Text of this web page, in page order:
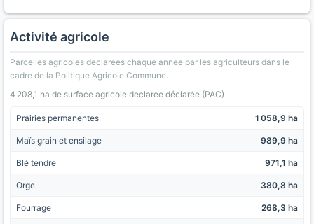
Activité agricole
Parcelles agricoles declarees chaque annee par les agriculteurs dans le
cadre de la Politique Agricole Commune.
4 208,1 ha de surface agricole declaree déclarée (PAC)
Prairies permanentes 1 058,9 ha
Maïs grain et ensilage 989,9 ha
Blé tendre 971,1 ha
Orge 380,8 ha
Fourrage 268,3 ha